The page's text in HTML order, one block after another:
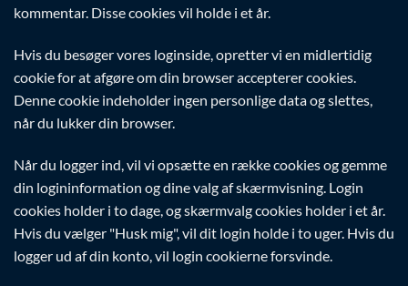
kommentar. Disse cookies vil holde i et år.
Hvis du besøger vores loginside, opretter vi en midlertidig
cookie for at afgøre om din browser accepterer cookies.
Denne cookie indeholder ingen personlige data og slettes,
når du lukker din browser.
Når du logger ind, vil vi opsætte en række cookies og gemme
din logininformation og dine valg af skærmvisning. Login
cookies holder i to dage, og skærmvalg cookies holder i et år.
Hvis du vælger "Husk mig", vil dit login holde i to uger. Hvis du
logger ud af din konto, vil login cookierne forsvinde.